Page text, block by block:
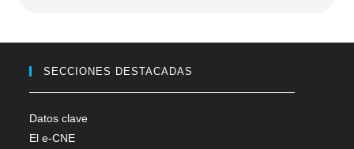
SECCIONES DESTACADAS
Datos clave
El e-CNE